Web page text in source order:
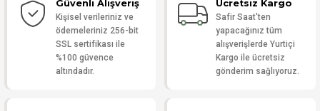
Yorum Yaz
Güvenli Alışveriş
Kişisel verileriniz ve
ödemeleriniz 256-bit
SSL sertifikası ile
%100 güvence
altındadır.
Ücretsiz Kargo
Safir Saat'ten
yapacağınız tüm
alışverişlerde Yurtiçi
Kargo ile ücretsiz
gönderim sağlıyoruz.